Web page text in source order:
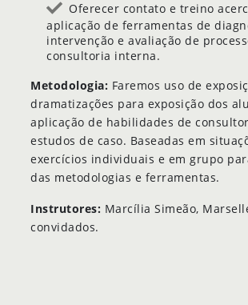
Oferecer contato e treino
aplicação de ferramentas de
intervenção e avaliação de
consultoria interna.
Metodologia: Faremos uso de
dramatizações para exposição dos
aplicação de habilidades de
estudos de caso. Baseadas em
exercícios individuais e em grupo
das metodologias e ferramentas.
Instrutores: Marcília Simeão,
convidados.